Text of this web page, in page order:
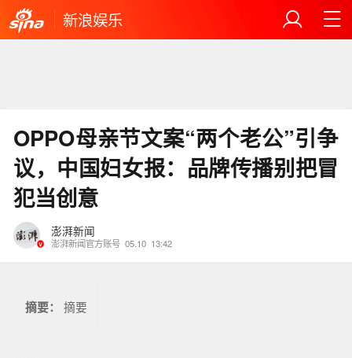
新浪娱乐
OPPO母亲节文案“两个老公”引争
议，中国妇女报：品牌传播别把冒
犯当创意
澎湃新闻
澎湃新闻官方账号 05.10 13:42
摘要： 摘要